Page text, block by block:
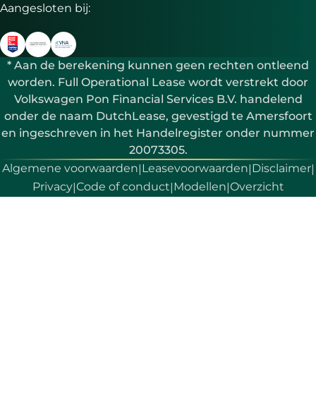
Aangesloten bij:
* Aan de berekening kunnen geen rechten ontleend
worden. Full Operational Lease wordt verstrekt door
Volkswagen Pon Financial Services B.V. handelend
onder de naam DutchLease, gevestigd te Amersfoort
en ingeschreven in het Handelregister onder nummer
20073305.
Algemene voorwaarden|Leasevoorwaarden|Disclaimer|
Privacy|Code of conduct|Modellen|Overzicht